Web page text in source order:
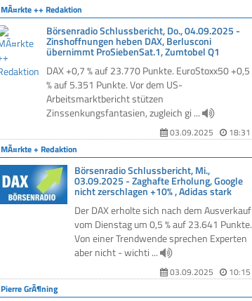
MÃ¤rkte ++ Redaktion
Börsenradio Schlussbericht, Do., 04.09.2025 -
Zinshoffnungen heben DAX, Berlusconi
übernimmt ProSiebenSat.1, Zumtobel Q1
DAX +0,7 % auf 23.770 Punkte. EuroStoxx50 +0,5
% auf 5.351 Punkte. Vor dem US-
Arbeitsmarktbericht stützen
Zinssenkungsfantasien, zugleich gi ...
03.09.2025
18:31
MÃ¤rkte + Redaktion
Börsenradio Schlussbericht, Mi.,
03.09.2025 - Zaghafte Erholung, Google
nicht zerschlagen +10% , Adidas stark
Der DAX erholte sich nach dem Ausverkauf
vom Dienstag um 0,5 % auf 23.641 Punkte.
Von einer Trendwende sprechen Experten
aber nicht - wichti ...
03.09.2025
10:15
Pierre GrÃ¶ning